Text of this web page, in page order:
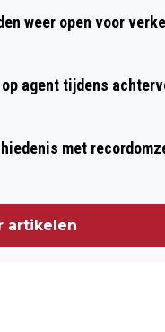
ONDERUIT IN
OVER DE
weer open voor
agent tijdens
met
artikelen